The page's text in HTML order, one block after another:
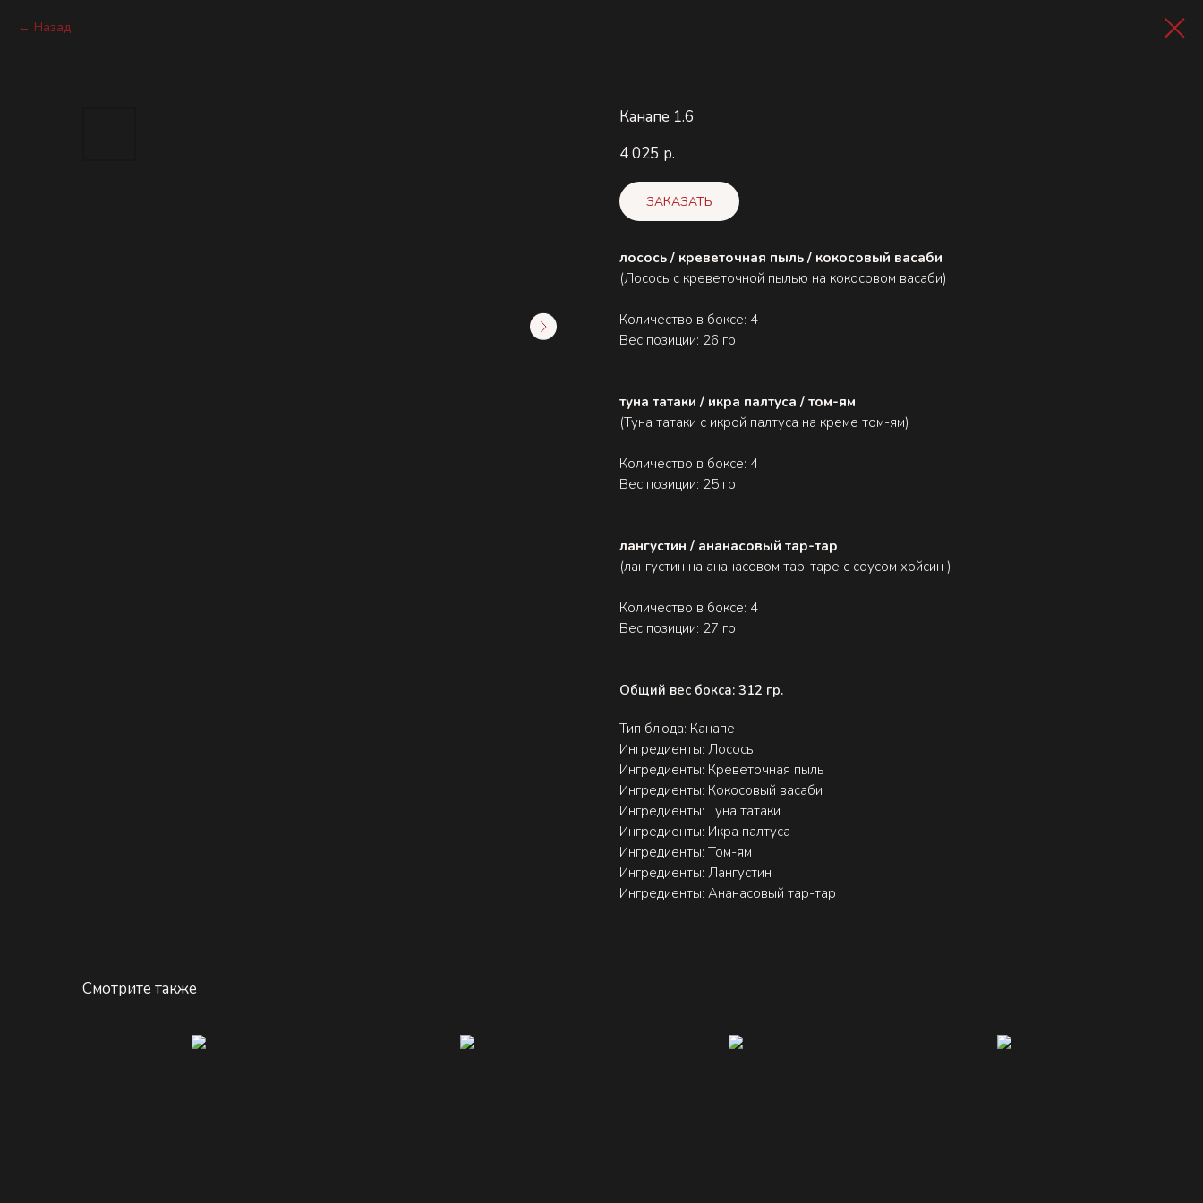
Назад
Канапе 1.6
4 025 р.
ЗАКАЗАТЬ
лосось / креветочная пыль / кокосовый васаби
(Лосось с креветочной пылью на кокосовом васаби)
Количество в боксе: 4
Вес позиции: 26 гр
туна татаки / икра палтуса / том-ям
(Туна татаки с икрой палтуса на креме том-ям)
Количество в боксе: 4
Вес позиции: 25 гр
лангустин / ананасовый тар-тар
(лангустин на ананасовом тар-таре с соусом хойсин )
Количество в боксе: 4
Вес позиции: 27 гр
Общий вес бокса: 312 гр.
Тип блюда: Канапе
Ингредиенты: Лосось
Ингредиенты: Креветочная пыль
Ингредиенты: Кокосовый васаби
Ингредиенты: Туна татаки
Ингредиенты: Икра палтуса
Ингредиенты: Том-ям
Ингредиенты: Лангустин
Ингредиенты: Ананасовый тар-тар
Смотрите также